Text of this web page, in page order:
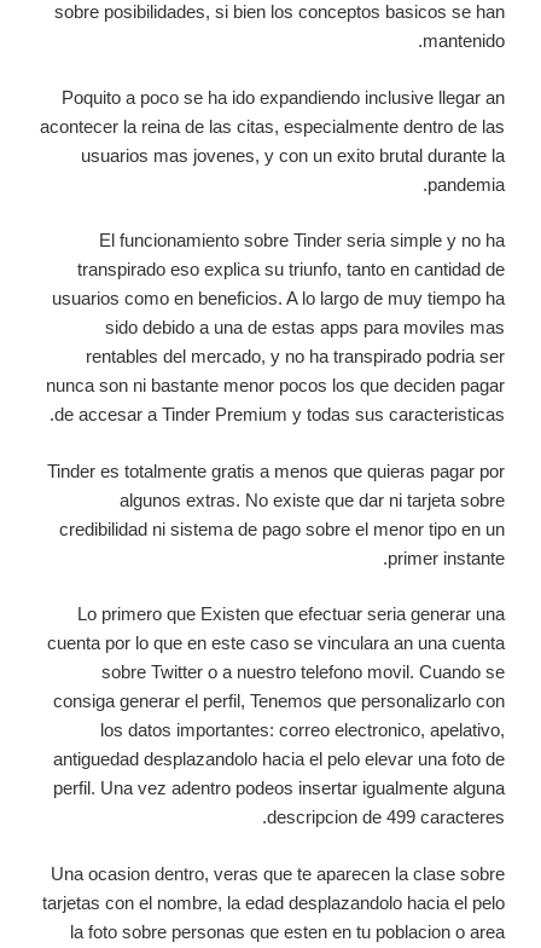
sobre posibilidades, si bien los conceptos basicos se han
mantenido.
Poquito a poco se ha ido expandiendo inclusive llegar an
acontecer la reina de las citas, especialmente dentro de las
usuarios mas jovenes, y con un exito brutal durante la
pandemia.
El funcionamiento sobre Tinder seri­a simple y no ha
transpirado eso explica su triunfo, tanto en cantidad de
usuarios como en beneficios. A lo largo de muy tiempo ha
sido debido a una de estas apps para moviles mas
rentables del mercado, y no ha transpirado podri­a ser
nunca son ni bastante menor pocos los que deciden pagar
de accesar a Tinder Premium y todas sus caracteristicas.
Tinder es totalmente gratis a menos que quieras pagar por
algunos extras. No existe que dar ni tarjeta sobre
credibilidad ni sistema de pago sobre el menor tipo en un
primer instante.
Lo primero que Existen que efectuar seri­a generar una
cuenta por lo que en este caso se vinculara an una cuenta
sobre Twitter o a nuestro telefono movil. Cuando se
consiga generar el perfil, Tenemos que personalizarlo con
los datos importantes: correo electronico, apelativo,
antiguedad desplazandolo hacia el pelo elevar una foto de
perfil. Una vez adentro podeos insertar igualmente alguna
descripcion de 499 caracteres.
Una ocasion dentro, veras que te aparecen la clase sobre
tarjetas con el nombre, la edad desplazandolo hacia el pelo
la foto sobre personas que esten en tu poblacion o area